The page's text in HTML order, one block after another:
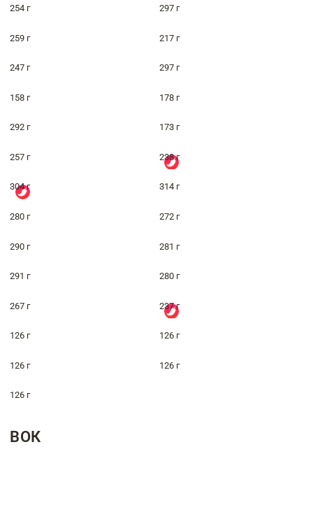
254 г 297 г
259 г 217 г
247 г 297 г
158 г 178 г
292 г 173 г
257 г 238 г
304 г 314 г
280 г 272 г
290 г 281 г
291 г 280 г
267 г 237 г
126 г 126 г
126 г 126 г
126 г
ВОК